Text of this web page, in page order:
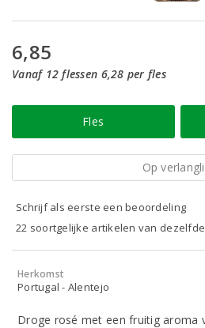
6,85
Vanaf 12 flessen 6,28 per fles
Fles
Op
Schrijf als eerste een beoordeling
22 soortgelijke artikelen van
Herkomst
Portugal - Alentejo
Droge rosé met een fruitig aroma